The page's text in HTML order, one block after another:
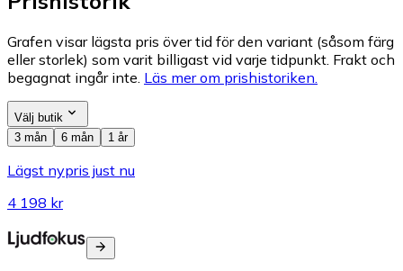
Grafen visar lägsta pris över tid för den variant (såsom färg
eller storlek) som varit billigast vid varje tidpunkt. Frakt och
begagnat ingår inte. Läs mer om prishistoriken.
Välj butik
3 mån
6 mån 1 år
Lägst nypris just nu
4 198 kr